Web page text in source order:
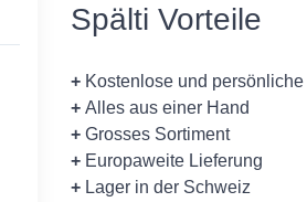
Spälti Vorteile
+ Kostenlose und
+ Alles aus einer Hand
+ Grosses Sortiment
+ Europaweite Lieferung
+ Lager in der Schweiz